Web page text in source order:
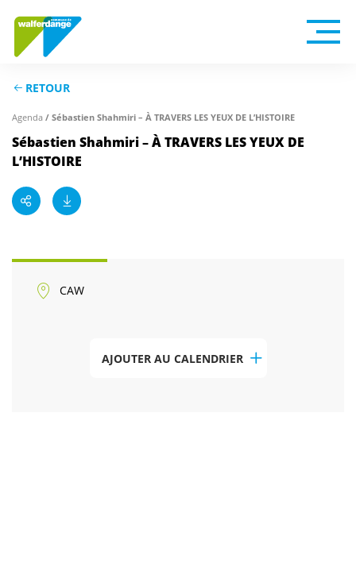
RETOUR
Agenda / Sébastien Shahmiri – À TRAVERS LES YEUX DE L’HISTOIRE
Sébastien Shahmiri – À TRAVERS LES YEUX DE
L’HISTOIRE
CAW
AJOUTER AU CALENDRIER